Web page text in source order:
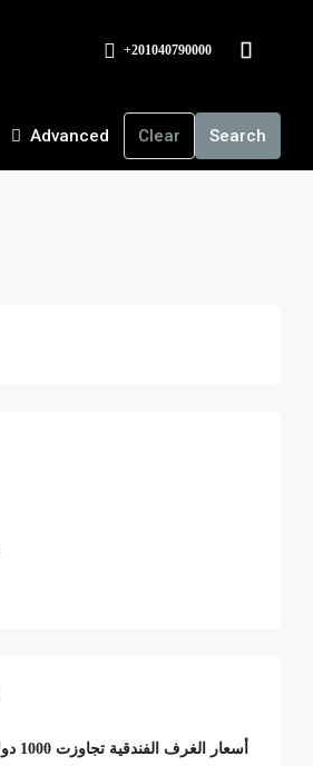
+201040790000
Advanced Clear Search
أسعار الغرف الفندقية تجاوزت 1000 دولار